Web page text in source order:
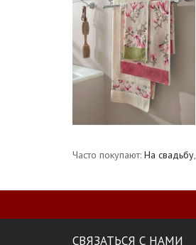
Часто покупают: На свадьбу,
СВЯЗАТЬСЯ С НАМИ